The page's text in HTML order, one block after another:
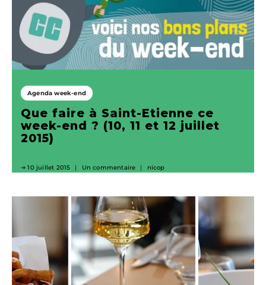
Agenda week-end
Que faire à Saint-Etienne ce
week-end ? (10, 11 et 12 juillet
2015)
10 juillet 2015 Un commentaire nicop